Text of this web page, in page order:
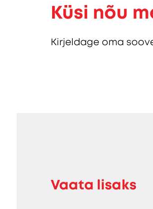
Küsi nõu
Kirjeldage oma
Vaata lisaks